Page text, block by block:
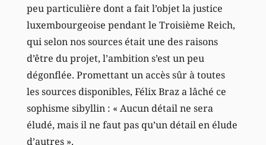
peu particulière dont a fait l’objet la justice
luxembourgeoise pendant le Troisième Reich,
qui selon nos sources était une des raisons
d’être du projet, l’ambition s’est un peu
dégonflée. Promettant un accès sûr à toutes
les sources disponibles, Félix Braz a lâché ce
sophisme sibyllin : « Aucun détail ne sera
éludé, mais il ne faut pas qu’un détail en élude
d’autres ».